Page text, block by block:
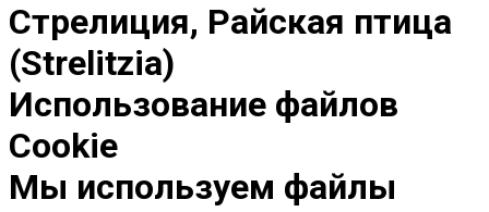
Стрелиция, Райская птица
(Strelitzia)
Использование файлов
Cookie
Мы используем файлы